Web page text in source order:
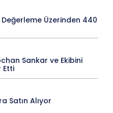
Üzerinden 440
Sankar ve Ekibini
Etti
Satın Alıyor